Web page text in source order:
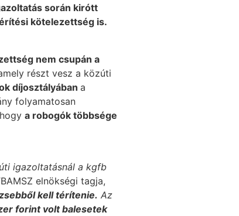
során kirótt
kötelezettség is.
nem csupán a
részt vesz a közúti
díjosztályában a
folyamatosan
a robogók többsége
igazoltatásnál a kgfb
elnökségi tagja,
kell térítenie. Az
forint volt balesetek